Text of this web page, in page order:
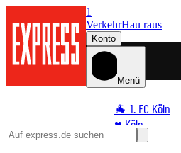
1
VerkehrHau raus
Konto
Menü
🐐 1. FC Köln
♥️ Köln
⭐ Promi